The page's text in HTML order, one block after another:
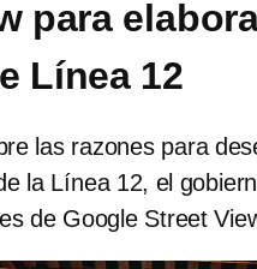
para
Línea 12
las razones para
la Línea 12, el
de Google Street